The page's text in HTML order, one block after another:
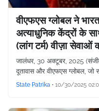
वीएफएस ग्लोबल ने
अत्याधुनिक केंद्रों के
(लांग टर्म) वीज़ा
जालंधर, 30 अक्टूबर, 2025
दूतावास और वीएफएस ग्लोबल, जो
State Patrika • 10/30/2025